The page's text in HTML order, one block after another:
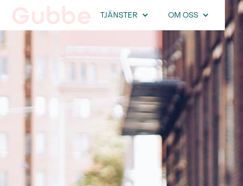
TJÄNSTER OM OSS